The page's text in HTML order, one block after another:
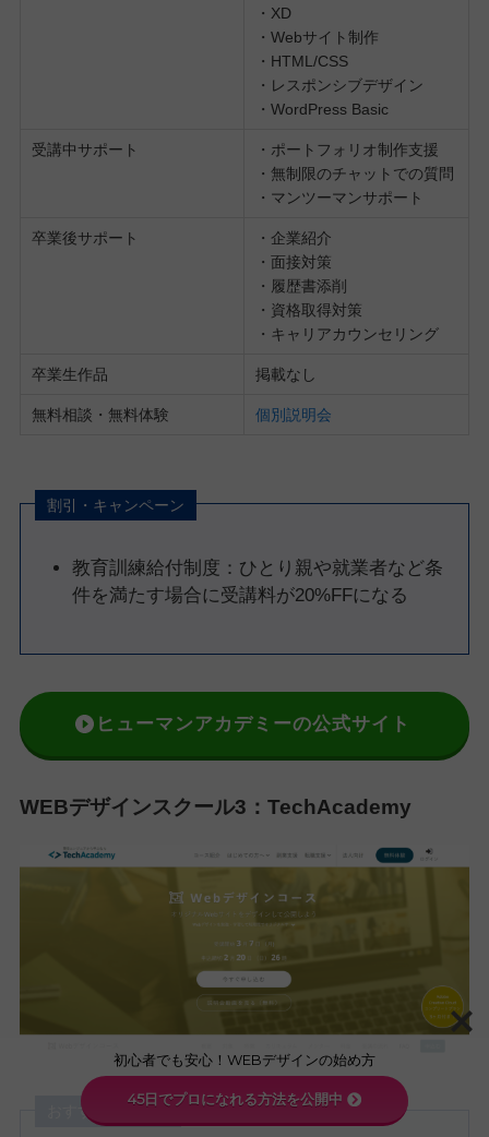
・XD
・Webサイト制作
・HTML/CSS
・レスポンシブデザイン
・WordPress Basic
受講中サポート
・ポートフォリオ制作支援
・無制限のチャットでの質問
・マンツーマンサポート
卒業後サポート
・企業紹介
・面接対策
・履歴書添削
・資格取得対策
・キャリアカウンセリング
卒業生作品 掲載なし
無料相談・無料体験 個別説明会
割引・キャンペーン
教育訓練給付制度：ひとり親や就業者など条
件を満たす場合に受講料が20%FFになる
ヒューマンアカデミーの公式サイト
WEBデザインスクール3：TechAcademy
おすすめポイント
初心者でも安心！WEBデザインの始め方
45日でプロになれる方法を公開中